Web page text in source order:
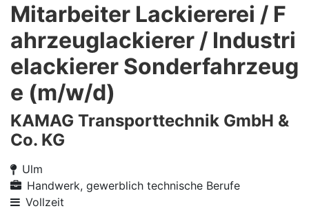
Mitarbeiter Lackiererei / F
ahrzeuglackierer / Industri
elackierer Sonderfahrzeug
e (m/w/d)
KAMAG Transporttechnik GmbH &
Co. KG
Ulm
Handwerk, gewerblich technische Berufe
Vollzeit